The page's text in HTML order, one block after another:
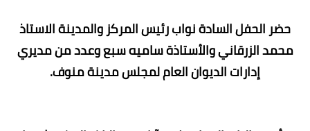
حضر الحفل السادة نواب رئيس المركز والمدينة الاستاذ
محمد الزرقاني والأستاذة ساميه سبع وعدد من مديري
إدارات الديوان العام لمجلس مدينة منوف.